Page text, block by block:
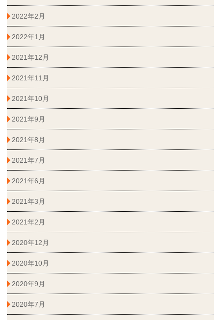
2022年2月
2022年1月
2021年12月
2021年11月
2021年10月
2021年9月
2021年8月
2021年7月
2021年6月
2021年3月
2021年2月
2020年12月
2020年10月
2020年9月
2020年7月